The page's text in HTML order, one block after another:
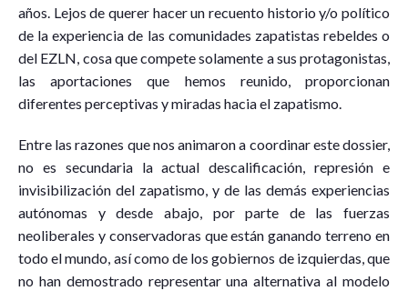
años. Lejos de querer hacer un recuento historio y/o político
de la experiencia de las comunidades zapatistas rebeldes o
del EZLN, cosa que compete solamente a sus protagonistas,
las aportaciones que hemos reunido, proporcionan
diferentes perceptivas y miradas hacia el zapatismo.
Entre las razones que nos animaron a coordinar este dossier,
no es secundaria la actual descalificación, represión e
invisibilización del zapatismo, y de las demás experiencias
autónomas y desde abajo, por parte de las fuerzas
neoliberales y conservadoras que están ganando terreno en
todo el mundo, así como de los gobiernos de izquierdas, que
no han demostrado representar una alternativa al modelo